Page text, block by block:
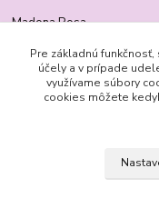
Madona Rosa
Richard
+421 905 276 211
Pre základnú
účely a v prípade
využívame súbory
cookies môžete